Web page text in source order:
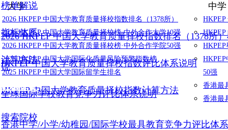
大学
2026 HKPEP 中国大学教育质量择校指数排名（1378所）
2026 HKPEP 中国大学教育质量择校榜·中外合作大学10强
2026 HKPEP 中国大学教育质量择校榜·中外合作学院50强
2025 HKPEP 中国大学国际化质量风险预警指数榜
2025 HKPEP 中国大学国际留学生排名
中学
50强
香港最
香港最
榜单解说
2026 HKPEP 中国大学教育质量择校指数排名（1378所
说
指标体系
HKPEP 中国大学教育质量择校指数评比体系说明
全球国际学校教育竞争力评比体系说明
香港中学/小学/幼稚园/国际学校最具教育竞争力评比体
计算方法
HKPEP 中国大学教育质量择校指数计算方法
数据提交
搜索院校